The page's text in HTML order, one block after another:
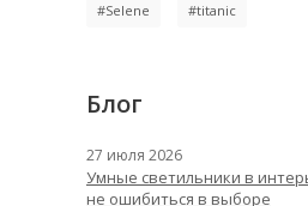
#Selene #titanic
Блог
27 июля 2026
Умные светильники в
не ошибиться в выборе